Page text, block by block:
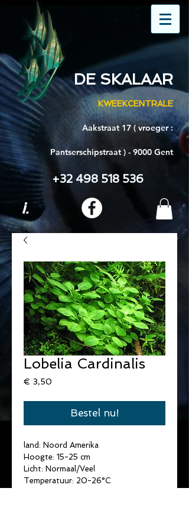
DE SKALAAR
KWEEKCENTRALE
Aakstraat 17 ( vroeger :
Pantserschipstraat ) - 9000 Gent
+32 498 518 536
i.
Lobelia Cardinalis
€ 3,50
Bestel nu!
land: Noord Amerika
Hoogte: 15-25 cm
Licht: Normaal/Veel
Temperatuur: 20-26°C